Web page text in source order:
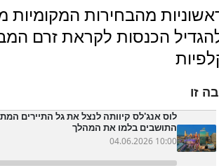
מהבחירות המקומיות
הכנסות לקראת זרם
זו
לוס אנג'לס קיוותה לנצל את גל התיירים
התושבים בלמו את המהלך
04.06.2026 10:00